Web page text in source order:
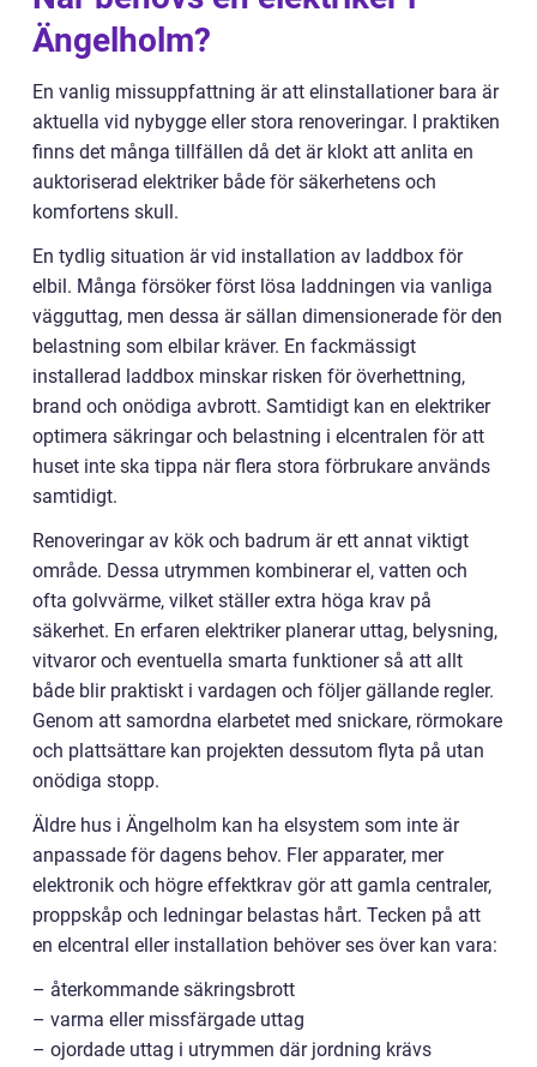
Ängelholm?
En vanlig missuppfattning är att elinstallationer bara är
aktuella vid nybygge eller stora renoveringar. I praktiken
finns det många tillfällen då det är klokt att anlita en
auktoriserad elektriker både för säkerhetens och
komfortens skull.
En tydlig situation är vid installation av laddbox för
elbil. Många försöker först lösa laddningen via vanliga
vägguttag, men dessa är sällan dimensionerade för den
belastning som elbilar kräver. En fackmässigt
installerad laddbox minskar risken för överhettning,
brand och onödiga avbrott. Samtidigt kan en elektriker
optimera säkringar och belastning i elcentralen för att
huset inte ska tippa när flera stora förbrukare används
samtidigt.
Renoveringar av kök och badrum är ett annat viktigt
område. Dessa utrymmen kombinerar el, vatten och
ofta golvvärme, vilket ställer extra höga krav på
säkerhet. En erfaren elektriker planerar uttag, belysning,
vitvaror och eventuella smarta funktioner så att allt
både blir praktiskt i vardagen och följer gällande regler.
Genom att samordna elarbetet med snickare, rörmokare
och plattsättare kan projekten dessutom flyta på utan
onödiga stopp.
Äldre hus i Ängelholm kan ha elsystem som inte är
anpassade för dagens behov. Fler apparater, mer
elektronik och högre effektkrav gör att gamla centraler,
proppskåp och ledningar belastas hårt. Tecken på att
en elcentral eller installation behöver ses över kan vara:
– återkommande säkringsbrott
– varma eller missfärgade uttag
– ojordade uttag i utrymmen där jordning krävs